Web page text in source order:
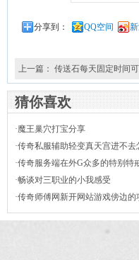
分享到： QQ空间
上一篇： 传送石每天固定时间
猜你喜欢
·魔王巢穴打宝分享
·传奇私服辅助轻变真天宫进不去
关
·传奇服务端在外G众多的特别特
么佩戴
·畅谈对三职业的小我感受
·传奇师傅网新开网站游戏傍边的